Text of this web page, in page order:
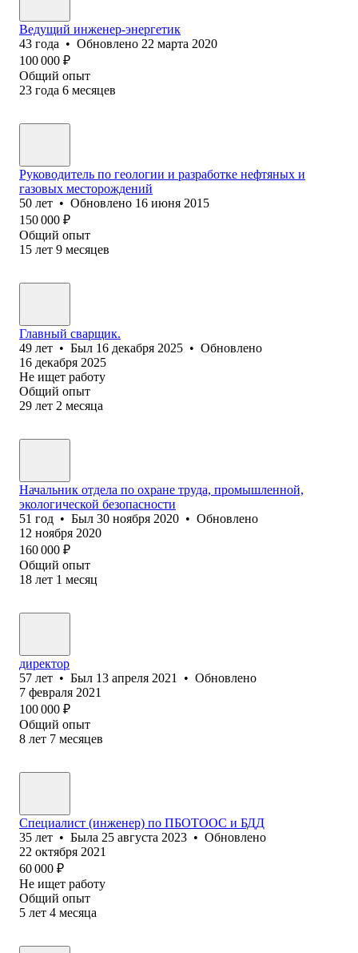
Ведущий инженер-энергетик
43 года • Обновлено 22 марта 2020
100 000 ₽
Общий опыт
23 года 6 месяцев
Руководитель по геологии и разработке нефтяных и
газовых месторождений
50 лет • Обновлено 16 июня 2015
150 000 ₽
Общий опыт
15 лет 9 месяцев
Главный сварщик.
49 лет • Был 16 декабря 2025 • Обновлено
16 декабря 2025
Не ищет работу
Общий опыт
29 лет 2 месяца
Начальник отдела по охране труда, промышленной,
экологической безопасности
51 год • Был 30 ноября 2020 • Обновлено
12 ноября 2020
160 000 ₽
Общий опыт
18 лет 1 месяц
директор
57 лет • Был 13 апреля 2021 • Обновлено
7 февраля 2021
100 000 ₽
Общий опыт
8 лет 7 месяцев
Специалист (инженер) по ПБОТООС и БДД
35 лет • Была 25 августа 2023 • Обновлено
22 октября 2021
60 000 ₽
Не ищет работу
Общий опыт
5 лет 4 месяца